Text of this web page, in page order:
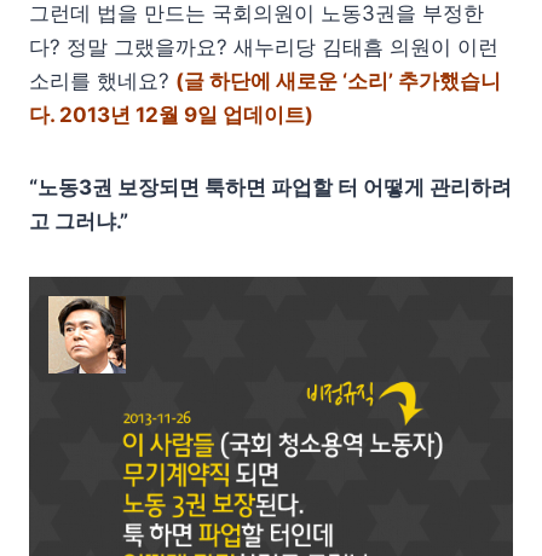
그런데 법을 만드는 국회의원이 노동3권을 부정한
다? 정말 그랬을까요? 새누리당 김태흠 의원이 이런
소리를 했네요? (글 하단에 새로운 ‘소리’ 추가했습니
다. 2013년 12월 9일 업데이트)
“노동3권 보장되면 툭하면 파업할 터 어떻게 관리하려
고 그러냐.”